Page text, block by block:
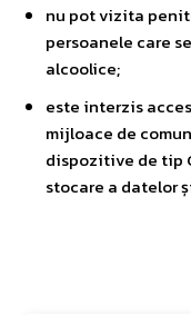
nu pot vizita
persoanele care
alcoolice;
este interzis
mijloace de
dispozitive de tip
stocare a datelor